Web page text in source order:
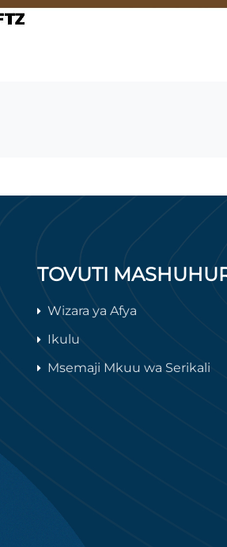
TOVUTI
Wizara ya Afya
Ikulu
Msemaji Mkuu wa Serikali